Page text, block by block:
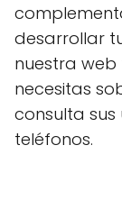
desarrollar
nuestra
necesitas
consulta sus
teléfonos.